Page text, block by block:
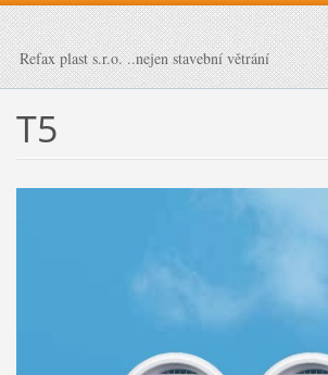
Refax plast s.r.o. ..nejen stavební větrání
T5